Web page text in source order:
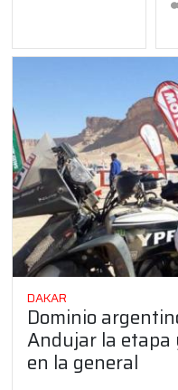
DAKAR
Dominio
Andujar la etapa
en la general